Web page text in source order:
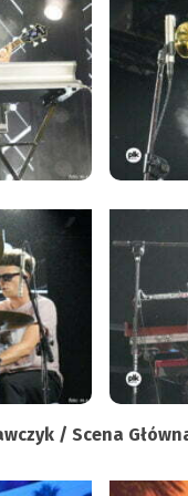
/ Scena